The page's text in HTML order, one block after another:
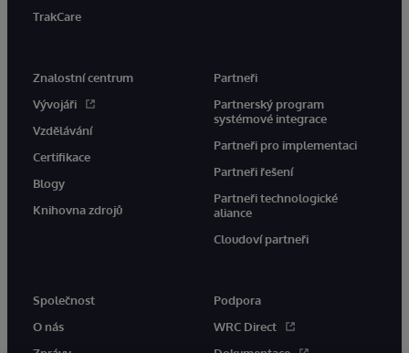
TrakCare
Znalostní centrum
Vývojáři
Vzdělávání
Certifikace
Blogy
Knihovna zdrojů
Partneři
Partnerský program
systémové integrace
Partneři pro implementaci
Partneři řešení
Partneři technologické
aliance
Cloudoví partneři
Společnost
O nás
Podpora
WRC Direct